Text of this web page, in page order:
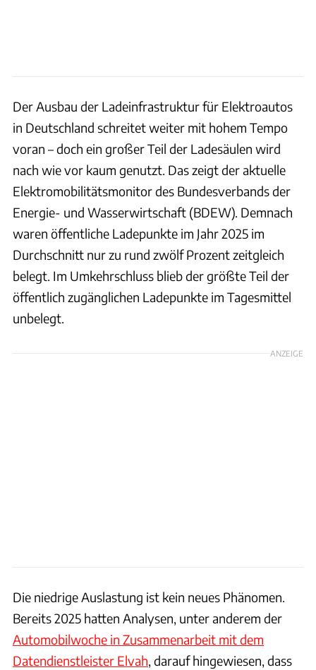
Der Ausbau der Ladeinfrastruktur für Elektroautos
in Deutschland schreitet weiter mit hohem Tempo
voran – doch ein großer Teil der Ladesäulen wird
nach wie vor kaum genutzt. Das zeigt der aktuelle
Elektromobilitätsmonitor des Bundesverbands der
Energie- und Wasserwirtschaft (BDEW). Demnach
waren öffentliche Ladepunkte im Jahr 2025 im
Durchschnitt nur zu rund zwölf Prozent zeitgleich
belegt. Im Umkehrschluss blieb der größte Teil der
öffentlich zugänglichen Ladepunkte im Tagesmittel
unbelegt.
ANZEIGE
Die niedrige Auslastung ist kein neues Phänomen.
Bereits 2025 hatten Analysen, unter anderem der
Automobilwoche in Zusammenarbeit mit dem
Datendienstleister Elvah, darauf hingewiesen, dass